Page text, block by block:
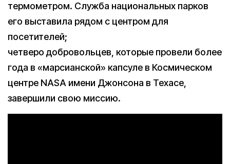
термометром. Служба национальных парков
его выставила рядом с центром для
посетителей;
четверо добровольцев, которые провели более
года в «марсианской» капсуле в Космическом
центре NASA имени Джонсона в Техасе,
завершили свою миссию.